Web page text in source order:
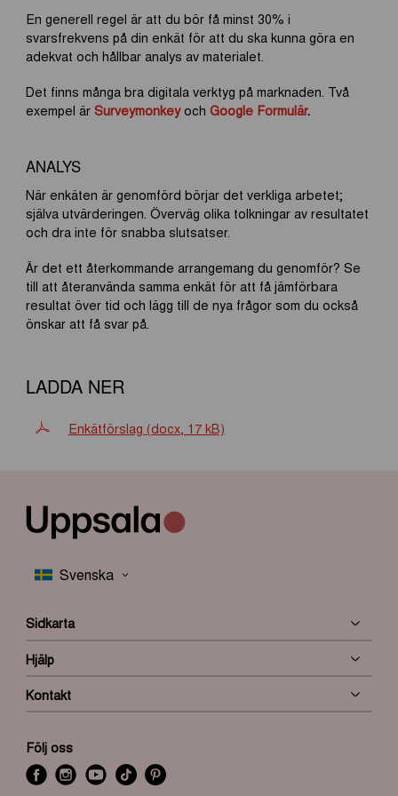
En generell regel är att du bör få minst 30% i
svarsfrekvens på din enkät för att du ska kunna göra en
adekvat och hållbar analys av materialet.
Det finns många bra digitala verktyg på marknaden. Två
exempel ärSurveymonkey och Google Formulär.
ANALYS
När enkäten är genomförd börjar det verkliga arbetet;
själva utvärderingen. Överväg olika tolkningar av resultatet
och dra inte för snabba slutsatser.
Är det ett återkommande arrangemang du genomför? Se
till att återanvända samma enkät för att få jämförbara
resultat över tid och lägg till de nya frågor som du också
önskar att få svar på.
LADDA NER
Enkätförslag (docx, 17 kB)
Sidkarta
Hjälp
Kontakt
Följ oss
f
i
y
t
P